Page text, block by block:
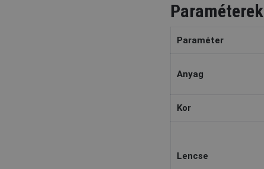
Paraméterek
Paraméter
Anyag
Kor
Lencse